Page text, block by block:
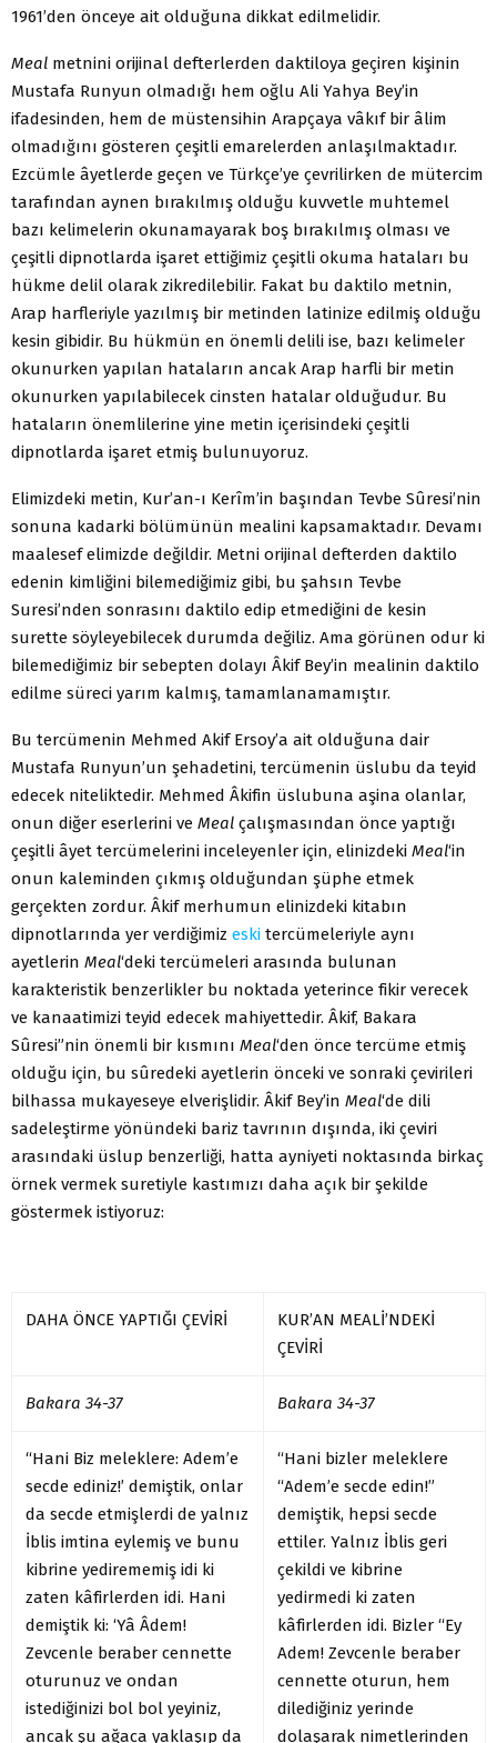
1961’den önceye ait olduğuna dikkat edilmelidir.
Meal metnini orijinal defterlerden daktiloya geçiren kişinin
Mustafa Runyun olmadığı hem oğlu Ali Yahya Bey’in
ifadesinden, hem de müstensihin Arapçaya vâkıf bir âlim
olmadığını gösteren çeşitli emarelerden anlaşılmaktadır.
Ezcümle âyetlerde geçen ve Türkçe’ye çevrilirken de mütercim
tarafından aynen bırakılmış olduğu kuvvetle muhtemel
bazı kelimelerin okunamayarak boş bırakılmış olması ve
çeşitli dipnotlarda işaret ettiğimiz çeşitli okuma hataları bu
hükme delil olarak zikredilebilir. Fakat bu daktilo metnin,
Arap harfleriyle yazılmış bir metinden latinize edilmiş olduğu
kesin gibidir. Bu hükmün en önemli delili ise, bazı kelimeler
okunurken yapılan hataların ancak Arap harfli bir metin
okunurken yapılabilecek cinsten hatalar olduğudur. Bu
hataların önemlilerine yine metin içerisindeki çeşitli
dipnotlarda işaret etmiş bulunuyoruz.
Elimizdeki metin, Kur’an-ı Kerîm’in başından Tevbe Sûresi’nin
sonuna kadarki bölümünün mealini kapsamaktadır. Devamı
maalesef elimizde değildir. Metni orijinal defterden daktilo
edenin kimliğini bilemediğimiz gibi, bu şahsın Tevbe
Suresi’nden sonrasını daktilo edip etmediğini de kesin
surette söyleyebilecek durumda değiliz. Ama görünen odur ki
bilemediğimiz bir sebepten dolayı Âkif Bey’in mealinin daktilo
edilme süreci yarım kalmış, tamamlanamamıştır.
Bu tercümenin Mehmed Akif Ersoy’a ait olduğuna dair
Mustafa Runyun’un şehadetini, tercümenin üslubu da teyid
edecek niteliktedir. Mehmed Âkifin üslubuna aşina olanlar,
onun diğer eserlerini ve Meal çalışmasından önce yaptığı
çeşitli âyet tercümelerini inceleyenler için, elinizdeki Meal‘in
onun kaleminden çıkmış olduğundan şüphe etmek
gerçekten zordur. Âkif merhumun elinizdeki kitabın
dipnotlarında yer verdiğimiz eski tercümeleriyle aynı
ayetlerin Meal‘deki tercümeleri arasında bulunan
karakteristik benzerlikler bu noktada yeterince fikir verecek
ve kanaatimizi teyid edecek mahiyettedir. Âkif, Bakara
Sûresi”nin önemli bir kısmını Meal‘den önce tercüme etmiş
olduğu için, bu sûredeki ayetlerin önceki ve sonraki çevirileri
bilhassa mukayeseye elverişlidir. Âkif Bey’in Meal‘de dili
sadeleştirme yönündeki bariz tavrının dışında, iki çeviri
arasındaki üslup benzerliği, hatta ayniyeti noktasında birkaç
örnek vermek suretiyle kastımızı daha açık bir şekilde
göstermek istiyoruz:
DAHA ÖNCE YAPTIĞI ÇEVİRİ
KUR’AN MEALİ’NDEKİ
ÇEVİRİ
Bakara 34-37 Bakara 34-37
“Hani Biz meleklere: Adem’e
secde ediniz!’ demiştik, onlar
da secde etmişlerdi de yalnız
İblis imtina eylemiş ve bunu
kibrine yedirememiş idi ki
zaten kâfirlerden idi. Hani
demiştik ki: ‘Yâ Âdem!
Zevcenle beraber cennette
oturunuz ve ondan
istediğinizi bol bol yeyiniz,
ancak şu ağaca yaklaşıp da
“Hani bizler meleklere
“Adem’e secde edin!”
demiştik, hepsi secde
ettiler. Yalnız İblis geri
çekildi ve kibrine
yedirmedi ki zaten
kâfirlerden idi. Bizler “Ey
Adem! Zevcenle beraber
cennette oturun, hem
dilediğiniz yerinde
dolaşarak nimetlerinden